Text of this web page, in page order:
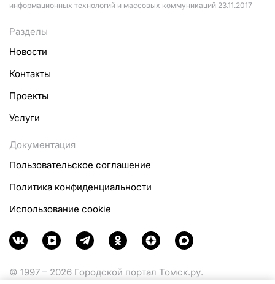
информационных технологий и массовых коммуникаций 23.11.2017
Разделы
Новости
Контакты
Проекты
Услуги
Документация
Пользовательское соглашение
Политика конфиденциальности
Использование cookie
© 1997 – 2026 Городской портал Томск.ру.